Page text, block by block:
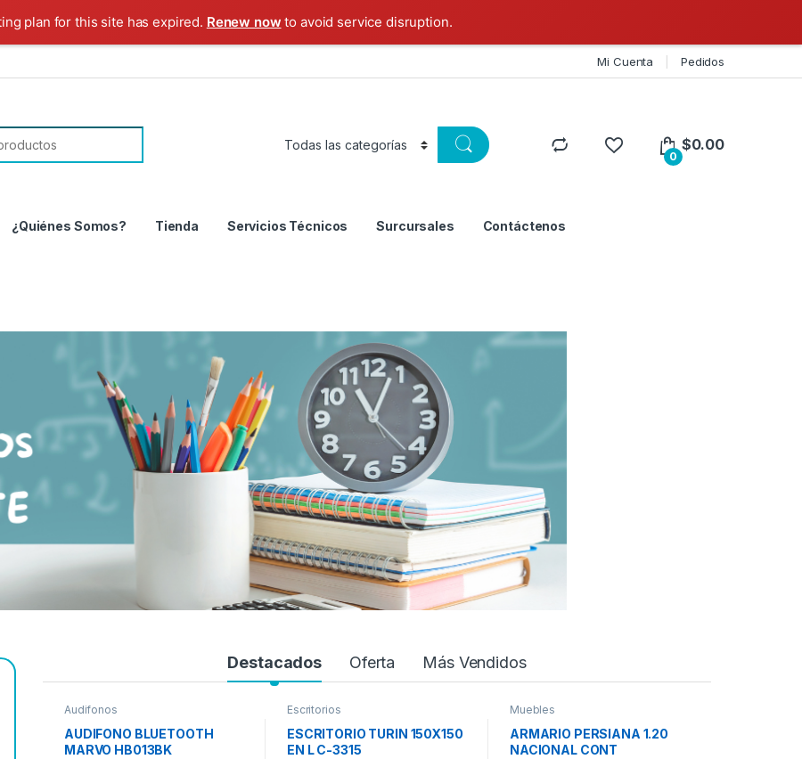
plan for this site has expired. Renew now to avoid service disruption.
Mi Cuenta Pedidos
0
$0.00
¿Quiénes Somos? Tienda Servicios Técnicos Surcursales Contáctenos
Destacados Oferta Más Vendidos
Audifonos
AUDIFONO BLUETOOTH
MARVO HB013BK
Escritorios
ESCRITORIO TURIN 150X150
EN L C-3315
Muebles
ARMARIO PERSIANA 1.20
NACIONAL CONT